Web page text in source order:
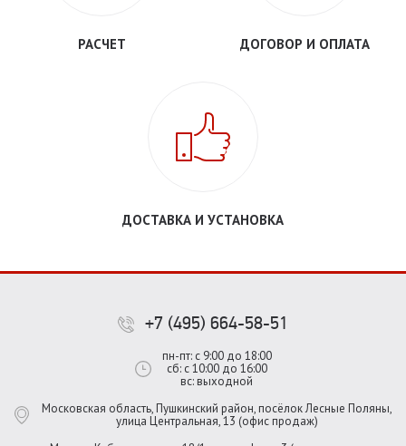
РАСЧЕТ ДОГОВОР И ОПЛАТА
ДОСТАВКА И УСТАНОВКА
+7 (495) 664-58-51
пн-пт: с 9:00 до 18:00
сб: с 10:00 до 16:00
вс: выходной
Московская область, Пушкинский район, посёлок Лесные Поляны,
улица Центральная, 13 (офис продаж)